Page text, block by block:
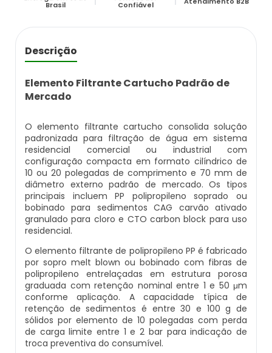
Empresa De Análise De Água
Kit Análise De Água Piscicultura
Kit Análise De Agua Piscina
Kit Para Análise De Água
Laboratorio Análise Agua
Laboratório Análise De Água
Laboratório De Análise De Água
Laboratório Para Análise De Água Potável
Laudo De Análise De Água Potável
Laboratório Análise De Efluentes
Laboratório De Análise De Efluentes
Estação De Tratamento De Efluentes Ete Sp
Ete Estação De Tratamento De Efluentes Sp
Ete Efluentes
Resinas De Troca Iônica Para Deionizadores
Sistema De Tratamento De Água De Poço
Artesiano
Sistema De Tratamento De Água Osmose
Reversa
Abrandador Residencial
Desmineralizador De Água Industrial
Desmineralizador Industrial
Desmineralizador Preço
Desmineralizador De Água Preço
Filtro Abrandador Preço
Filtro Abrandador Residencial
Fabricante De Desmineralizador De Água
Desmineralizador De Água Portátil
Filtro Deionizador Aquário
Deionizador A Venda
Onde Comprar Deionizador
Preço De Deionizador
Deionizador Em Sp
Comprar Deionizador De Água
Deionizador Industrial
Filtro Para Remover Ferro E Manganês
Elemento Filtrante Para Remoção De Ferro
Removedor De Tinta Óleo Em Ferro
Removedor De Tinta Ferro
Removedor De Ferrugem De Ferro
Elemento Filtrante Cartucho
Elementos Filtrantes Para Água
Brasil Confiável
Descrição
Elemento Filtrante Cartucho Padrão de
Mercado
O elemento filtrante cartucho consolida solução
padronizada para filtração de água em sistema
residencial comercial ou industrial com
configuração compacta em formato cilíndrico de
10 ou 20 polegadas de comprimento e 70 mm de
diâmetro externo padrão de mercado. Os tipos
principais incluem PP polipropileno soprado ou
bobinado para sedimentos CAG carvão ativado
granulado para cloro e CTO carbon block para uso
residencial.
O elemento filtrante de polipropileno PP é fabricado
por sopro melt blown ou bobinado com fibras de
polipropileno entrelaçadas em estrutura porosa
graduada com retenção nominal entre 1 e 50 μm
conforme aplicação. A capacidade típica de
retenção de sedimentos é entre 30 e 100 g de
sólidos por elemento de 10 polegadas com perda
de carga limite entre 1 e 2 bar para indicação de
troca preventiva do consumível.